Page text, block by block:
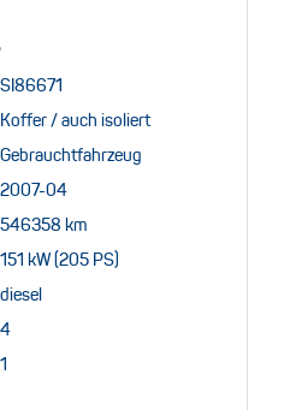
SI86671
Koffer / auch isoliert
Gebrauchtfahrzeug
2007-04
546358 km
151 kW (205 PS)
diesel
4
1